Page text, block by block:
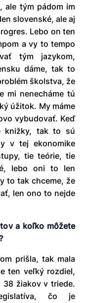
ale tým pádom im
slovenské, ale aj
Lebo on ten
a vy to tempo
tým jazykom,
dáme, tak to
školstva, že
mi nenecháme tú
úžitok. My máme
vybudovať. Keď
knižky, tak to sú
v tej ekonomike
tie teórie, tie
lebo oni to len
to tak chceme, že
len ono to nejde
a koľko môžete
prišla, tak mala
ten veľký rozdiel,
žiakov v triede.
čo je